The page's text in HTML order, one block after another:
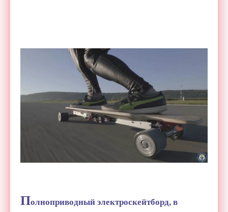
Полноприводный электроскейтборд, в